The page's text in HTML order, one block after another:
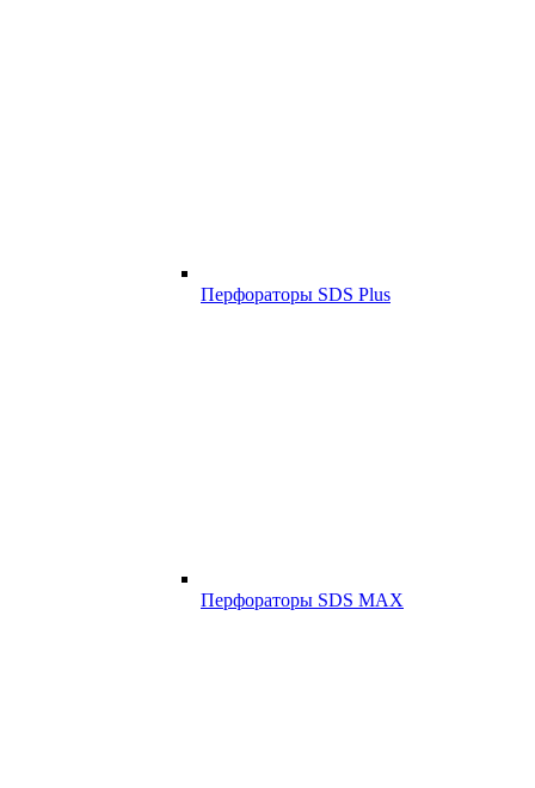
Перфораторы SDS Plus
Перфораторы SDS MAX